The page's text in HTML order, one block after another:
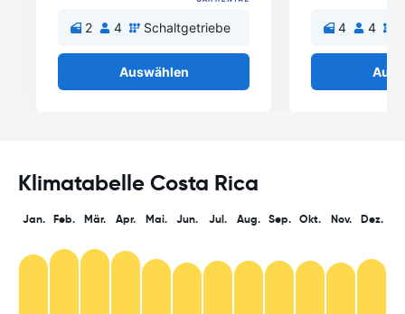
2 4 Schaltgetriebe
Auswählen
4 4
Klimatabelle Costa Rica
Jan. Feb. Mär. Apr. Mai. Jun. Jul. Aug. Sep. Okt. Nov. Dez.